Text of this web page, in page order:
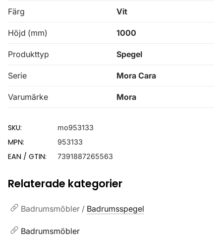
Färg Vit
Höjd (mm) 1000
Produkttyp Spegel
Serie Mora Cara
Varumärke Mora
SKU: mo953133
MPN: 953133
EAN / GTIN: 7391887265563
Relaterade kategorier
Badrumsmöbler / Badrumsspegel
Badrumsmöbler